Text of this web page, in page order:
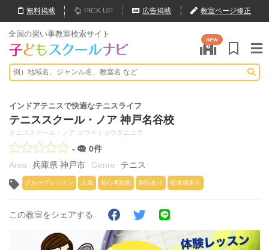
無料掲載 PICK UP 広告掲載 教室ページ修正
全国の習い事教室検索サイト
new
インドアテニスで快適なテニスライフ
テニススクール・ノア 神戸名谷校
テニススクール・ノア コウベミョウダニコウ
-
0件
兵庫県 神戸市
テニス
グループレッスン 人気 初心者歓迎 割引あり 駐車場あり
この教室をシェアする